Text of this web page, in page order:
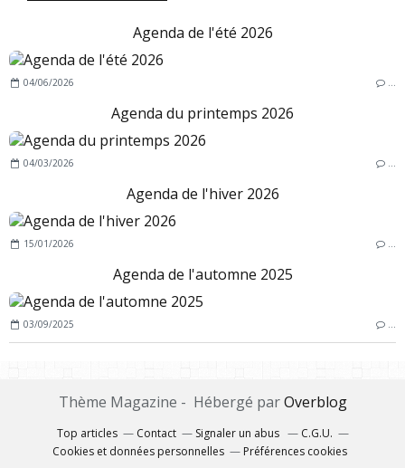
Agenda de l'été 2026
04/06/2026 …
Agenda du printemps 2026
04/03/2026 …
Agenda de l'hiver 2026
15/01/2026 …
Agenda de l'automne 2025
03/09/2025 …
Thème Magazine - Hébergé parOverblog
Top articles Contact Signaler un abus
C.G.U.
Cookies et données personnelles
Préférences cookies